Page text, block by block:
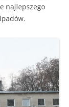
najlepszego